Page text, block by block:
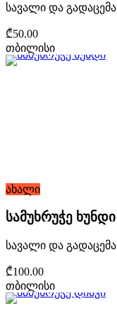
სავალი და გადაცემა
₾50.00
თბილისი
ახალი
სამუხრუჭე ხუნდი
სავალი და გადაცემა
₾100.00
თბილისი